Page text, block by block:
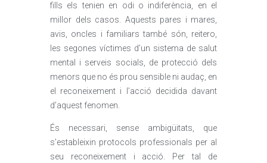
fills els tenien en odi o indiferència, en el
millor dels casos. Aquests pares i mares,
avis, oncles i familiars també són, reitero,
les segones víctimes d’un sistema de salut
mental i serveis socials, de protecció dels
menors que no és prou sensible ni audaç, en
el reconeixement i l’acció decidida davant
d’aquest fenomen.
És necessari, sense ambigüitats, que
s’estableixin protocols professionals per al
seu reconeixement i acció. Per tal de